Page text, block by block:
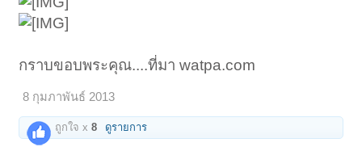
กราบขอบพระคุณ....ที่มา watpa.com
8 กุมภาพันธ์ 2013
ถูกใจ x8 ดูรายการ